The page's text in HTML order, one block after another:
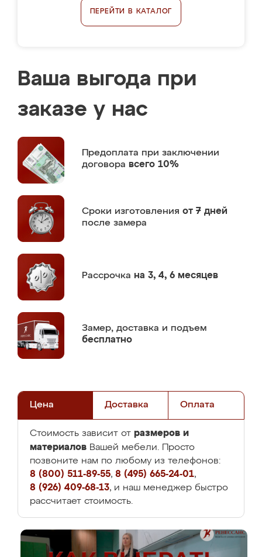
ПЕРЕЙТИ В КАТАЛОГ
Ваша выгода при
заказе у нас
Предоплата при заключении
договора всего 10%
Сроки изготовления от 7 дней
после замера
Рассрочка на 3, 4, 6 месяцев
Замер, доставка и подъем
бесплатно
Цена Доставка Оплата
Стоимость зависит от размеров и
материалов Вашей мебели. Просто
позвоните нам по любому из телефонов:
8 (800) 511-89-55, 8 (495) 665-24-01,
8 (926) 409-68-13, и наш менеджер быстро
рассчитает стоимость.